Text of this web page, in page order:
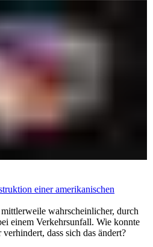
einer amerikanischen
wahrscheinlicher, durch
einem Verkehrsunfall. Wie konnte
dass sich das ändert?